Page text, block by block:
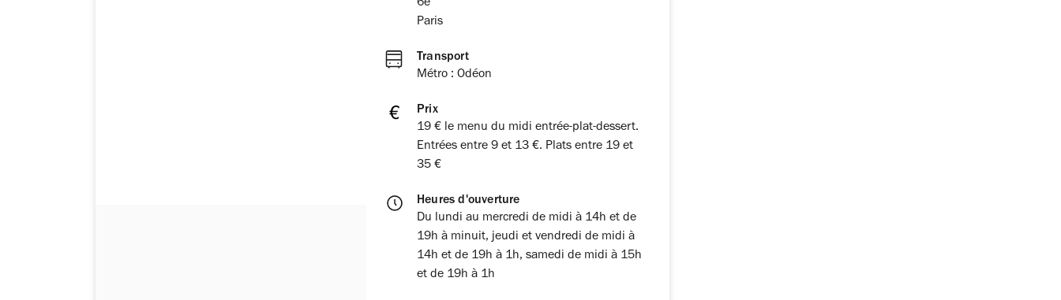
6e
Paris
Transport
Métro : Odéon
Prix
19 € le menu du midi entrée-plat-dessert.
Entrées entre 9 et 13 €. Plats entre 19 et
35 €
Heures d'ouverture
Du lundi au mercredi de midi à 14h et de
19h à minuit, jeudi et vendredi de midi à
14h et de 19h à 1h, samedi de midi à 15h
et de 19h à 1h